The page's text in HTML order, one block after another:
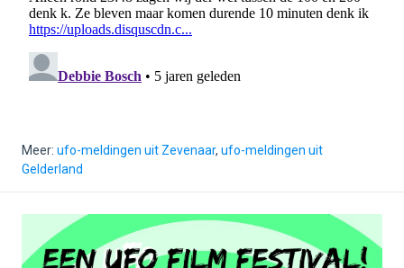
Meer: ufo-meldingen uit Zevenaar, ufo-meldingen uit
Gelderland